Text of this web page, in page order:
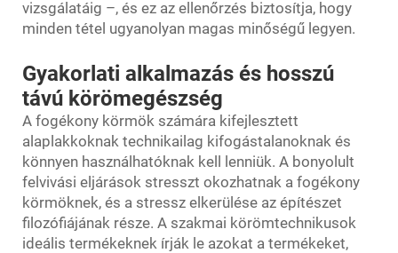
vizsgálatáig –, és ez az ellenőrzés biztosítja, hogy
minden tétel ugyanolyan magas minőségű legyen.
Gyakorlati alkalmazás és hosszú
távú körömegészség
A fogékony körmök számára kifejlesztett
alaplakkoknak technikailag kifogástalanoknak és
könnyen használhatóknak kell lenniük. A bonyolult
felvivási eljárások stresszt okozhatnak a fogékony
körmöknek, és a stressz elkerülése az építészet
filozófiájának része. A szakmai körömtechnikusok
ideális termékeknek írják le azokat a termékeket,